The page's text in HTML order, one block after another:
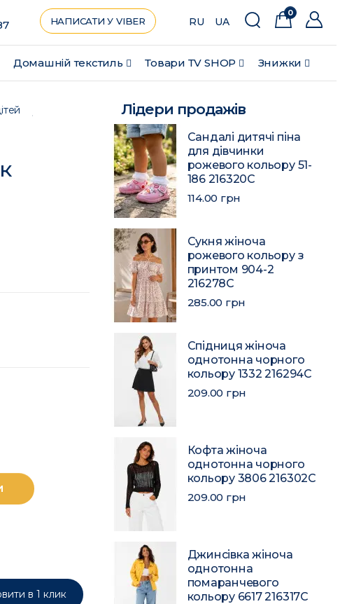
Домашній текстиль Товари ТV SHOP Знижки
НАПИСАТИ У VIBER RU UA
0
в 1 клик
Лідери продажів
Сандалі дитячі піна
для дівчинки
рожевого кольору 51-
186 216320C
114.00 грн
Сукня жіноча
рожевого кольору з
принтом 904-2
216278C
285.00 грн
Спідниця жіноча
однотонна чорного
кольору 1332 216294C
209.00 грн
Кофта жіноча
однотонна чорного
кольору 3806 216302C
209.00 грн
Джинсівка жіноча
однотонна
помаранчевого
кольору 6617 216317C